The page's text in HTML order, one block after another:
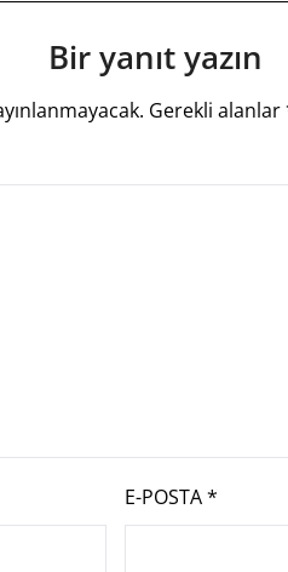
Bir yanıt yazın
Gerekli alanlar
E-POSTA*